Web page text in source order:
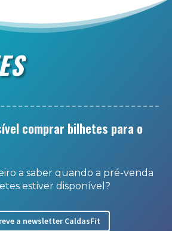
comprar bilhetes para o
a saber quando a pré-venda
estiver disponível?
a newsletter CaldasFit